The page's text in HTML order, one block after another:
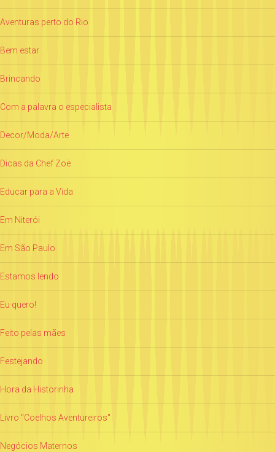
Aventuras perto do Rio
Bem estar
Brincando
Com a palavra o especialista
Decor/Moda/Arte
Dicas da Chef Zoë
Educar para a Vida
Em Niterói
Em São Paulo
Estamos lendo
Eu quero!
Feito pelas mães
Festejando
Hora da Historinha
Livro "Coelhos Aventureiros"
Negócios Maternos